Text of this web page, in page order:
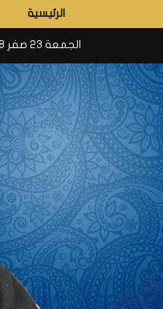
الرئيسية
الجمعة 23 صفر 1448 هـ - 7 أغسطس 2026 م